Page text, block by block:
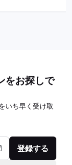
をお探しで
いち早く受け取
登録する